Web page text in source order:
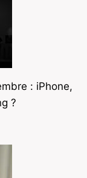
: iPhone,
?